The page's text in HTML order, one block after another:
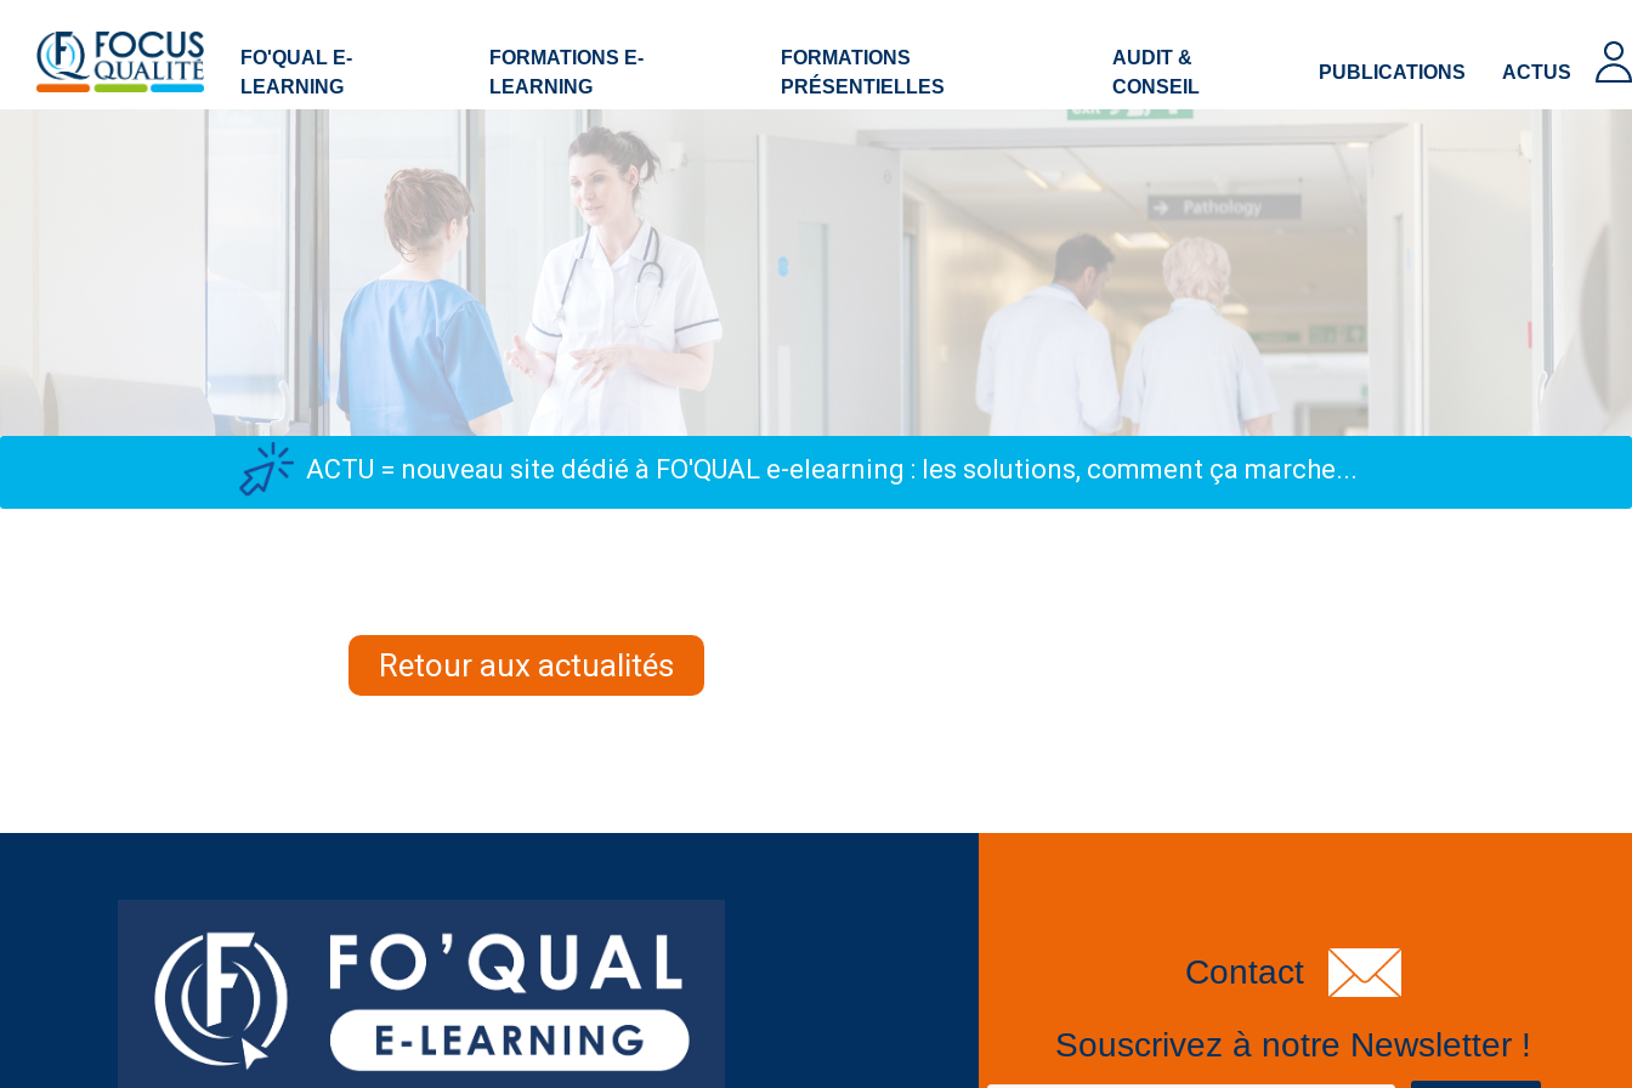
FO'QUAL E-
LEARNING
FORMATIONS E-
LEARNING
FORMATIONS
PRÉSENTIELLES
AUDIT &
CONSEIL
PUBLICATIONS ACTUS
ACTU = nouveau site dédié à FO'QUAL e-elearning : les solutions, comment ça marche...
Retour aux actualités
Contact
Souscrivez à notre Newsletter !